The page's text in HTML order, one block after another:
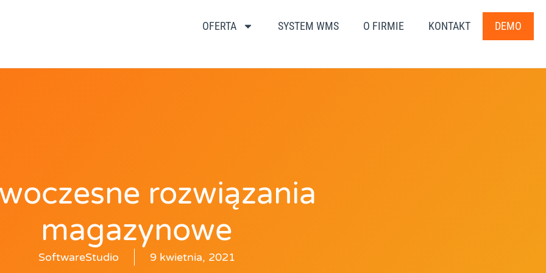
OFERTA SYSTEM WMS O FIRMIE KONTAKT DEMO
rozwiązania
magazynowe
SoftwareStudio 9 kwietnia, 2021